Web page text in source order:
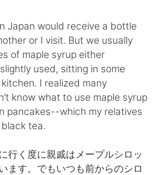
Japan would receive a bottle
or I visit. But we usually
of maple syrup either
used, sitting in some
I realized many
know what to use maple syrup
pancakes--which my relatives
tea.
行く度に親戚はメープルシロッ
ます。でもいつも前からのシロ